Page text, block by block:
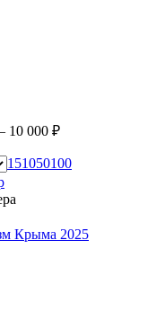
10 000 ₽
1 51050100
Крыма 2025